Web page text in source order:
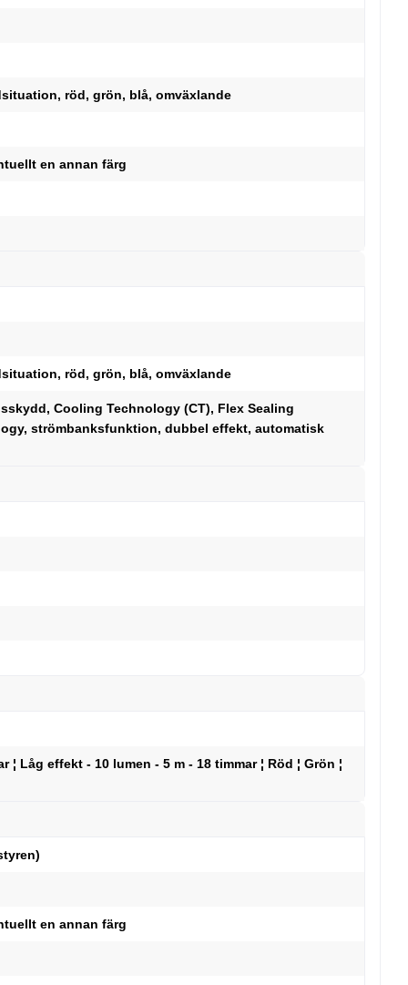
röd, grön, blå, omväxlande
en annan färg
röd, grön, blå, omväxlande
Cooling Technology (CT), Flex Sealing
strömbanksfunktion, dubbel effekt, automatisk
¦ Låg effekt - 10 lumen - 5 m - 18 timmar ¦ Röd ¦ Grön ¦
en annan färg